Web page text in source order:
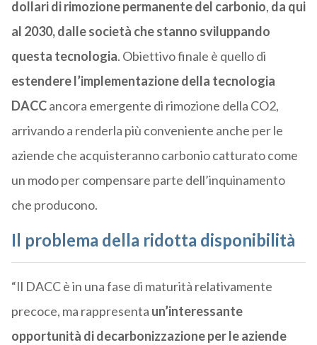
dollari dirimozione permanente del carbonio, da qui
al 2030, dalle società che stanno sviluppando
questa tecnologia. Obiettivo finale è quello di
estendere l’implementazione della tecnologia
DACCancora emergente di rimozione della CO2,
arrivando a renderla più conveniente anche per le
aziende che acquisteranno carbonio catturato come
un modo per compensare parte dell’inquinamento
che producono.
Il problema della ridotta disponibilità
“Il DACC è in una fase di maturità relativamente
precoce, ma rappresenta un’interessante
opportunità di decarbonizzazione per le aziende